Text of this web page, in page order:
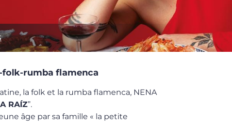
folk-rumba flamenca
la folk et la rumba flamenca, NENA
RAÍZ”.
âge par sa famille « la petite